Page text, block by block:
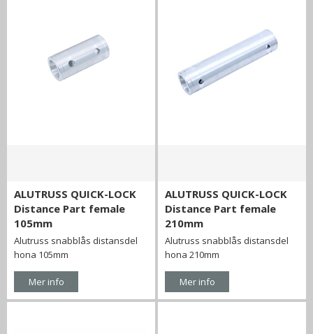
ALUTRUSS QUICK-LOCK
Distance Part female
105mm
Alutruss snabblås distansdel
hona 105mm
Mer info
ALUTRUSS QUICK-LOCK
Distance Part female
210mm
Alutruss snabblås distansdel
hona 210mm
Mer info